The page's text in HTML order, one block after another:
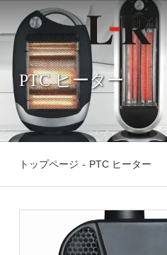
PTC ヒーター
トップページ - PTC ヒーター